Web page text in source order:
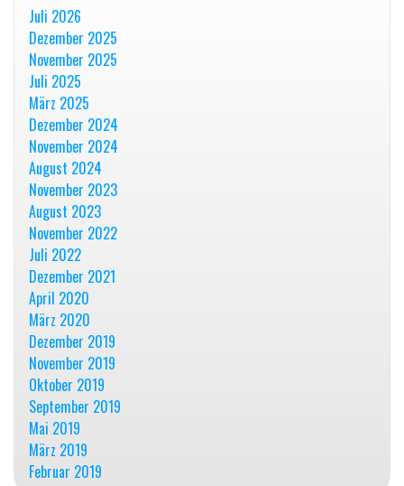
Juli 2026
Dezember 2025
November 2025
Juli 2025
März 2025
Dezember 2024
November 2024
August 2024
November 2023
August 2023
November 2022
Juli 2022
Dezember 2021
April 2020
März 2020
Dezember 2019
November 2019
Oktober 2019
September 2019
Mai 2019
März 2019
Februar 2019